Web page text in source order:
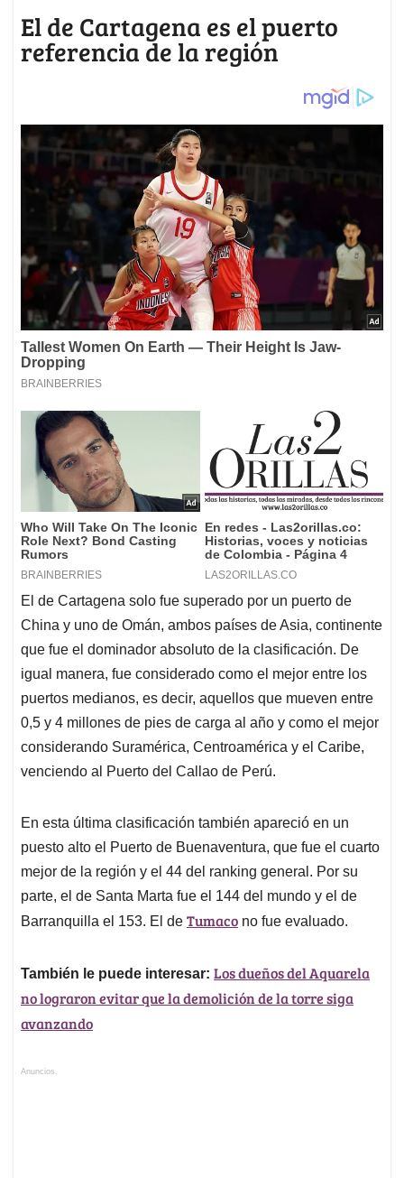
El de Cartagena es el puerto
referencia de la región
El de Cartagena solo fue superado por un puerto de
China y uno de Omán, ambos países de Asia, continente
que fue el dominador absoluto de la clasificación. De
igual manera, fue considerado como el mejor entre los
puertos medianos, es decir, aquellos que mueven entre
0,5 y 4 millones de pies de carga al año y como el mejor
considerando Suramérica, Centroamérica y el Caribe,
venciendo al Puerto del Callao de Perú.
En esta última clasificación también apareció en un
puesto alto el Puerto de Buenaventura, que fue el cuarto
mejor de la región y el 44 del ranking general. Por su
parte, el de Santa Marta fue el 144 del mundo y el de
Barranquilla el 153. El de Tumaco no fue evaluado.
También le puede interesar: Los dueños del Aquarela
no lograron evitar que la demolición de la torre siga
avanzando
Anuncios.